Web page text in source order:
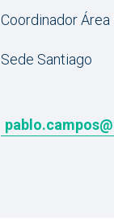
Coordinador
Sede Santiago